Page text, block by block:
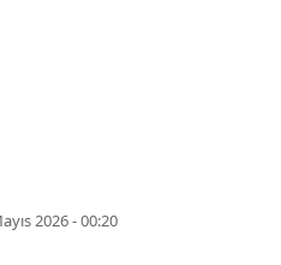
2026 - 00:20